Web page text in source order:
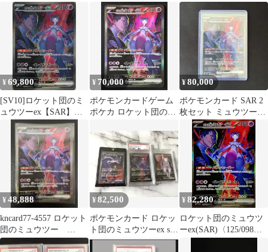
¥69,800
[SV10]ロケット団のミ
ュウツーex【SAR】
125/098
ITMHHA6V3GGG
¥ 70,000
ポケモンカードゲーム
ポケカ ロケット団のミ
125 SV10 拡張パック
「ロケット団の栄光」
トレカ TCG 264
¥80,000
ポケモンカード SAR 2
枚セット ミュウツーex
ミュウex まとめ売り
¥48,888
kncard77-4557 ロケット
団のミュウツー
125/098 SAR
¥82,500
ポケモンカード ロケッ
ト団のミュウツーex sar
125/098 まとめ売り
¥82,280
ロケット団のミュウツ
ーex(SAR)〈125/098〉